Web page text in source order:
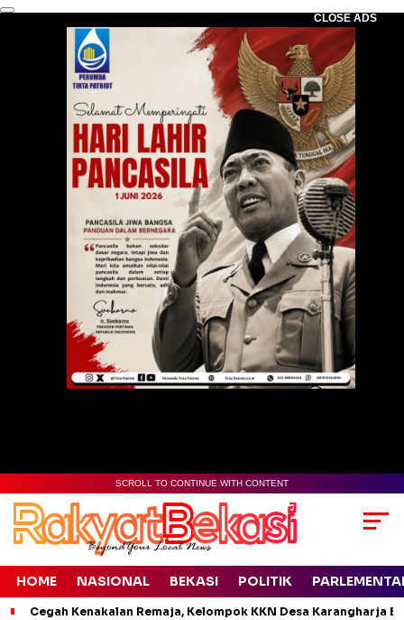
CLOSE ADS
SCROLL TO CONTINUE WITH CONTENT
HOME NASIONAL BEKASI POLITIK
Cegah Kenakalan Remaja, Kelompok KKN Desa Karangharja